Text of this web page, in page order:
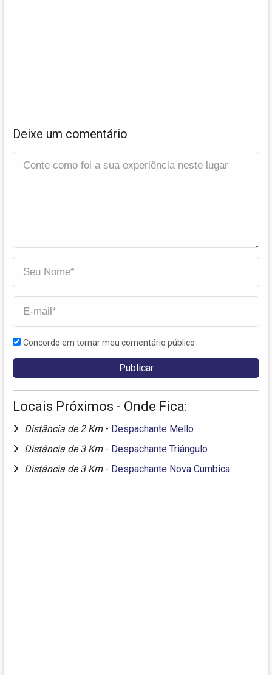
Deixe um comentário
Concordo em tornar meu comentário público
Locais Próximos - Onde Fica:
Distância de 2 Km - Despachante Mello
Distância de 3 Km - Despachante Triângulo
Distância de 3 Km - Despachante Nova Cumbica